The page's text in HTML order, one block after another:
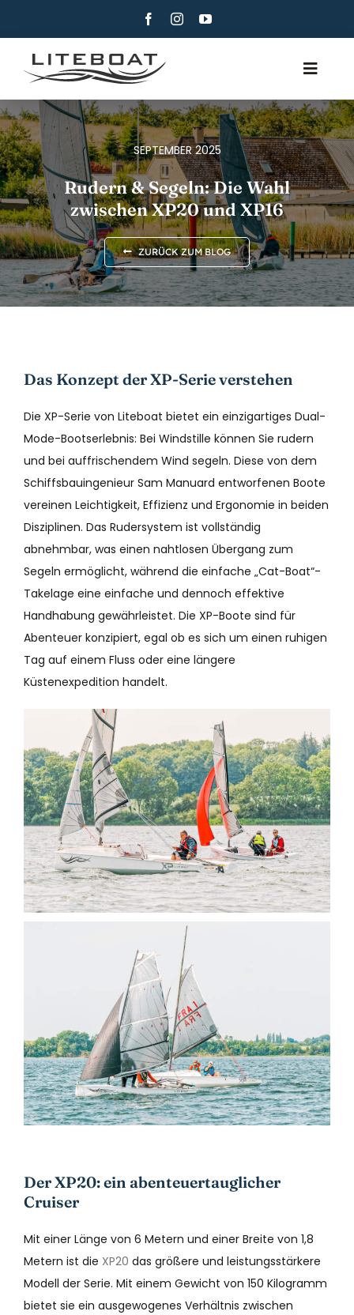
content
Toggle
ÜBER
RUDERN
ROW AND SAIL
KONTAKT
DEUTSCH
SEPTEMBER 2025
Rudern & Segeln: Die Wahl
zwischen XP20 und XP16
ZURÜCK ZUM BLOG
Das Konzept der XP-Serie verstehen
Die XP-Serie von Liteboat bietet ein einzigartiges Dual-
Mode-Bootserlebnis: Bei Windstille können Sie rudern
und bei auffrischendem Wind segeln. Diese von dem
Schiffsbauingenieur Sam Manuard entworfenen Boote
vereinen Leichtigkeit, Effizienz und Ergonomie in beiden
Disziplinen. Das Rudersystem ist vollständig
abnehmbar, was einen nahtlosen Übergang zum
Segeln ermöglicht, während die einfache „Cat-Boat“-
Takelage eine einfache und dennoch effektive
Handhabung gewährleistet. Die XP-Boote sind für
Abenteuer konzipiert, egal ob es sich um einen ruhigen
Tag auf einem Fluss oder eine längere
Küstenexpedition handelt.
Der XP20: ein abenteuertauglicher
Cruiser
Mit einer Länge von 6 Metern und einer Breite von 1,8
Metern ist die XP20 das größere und leistungsstärkere
Modell der Serie. Mit einem Gewicht von 150 Kilogramm
bietet sie ein ausgewogenes Verhältnis zwischen